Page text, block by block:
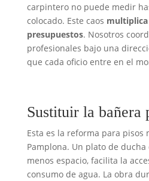
carpintero no puede medir
colocado. Este caos multiplica
presupuestos. Nosotros
profesionales bajo una
que cada oficio entre en el
Sustituir la bañera
Esta es la reforma para pisos
Pamplona. Un plato de
menos espacio, facilita la
consumo de agua. La obra